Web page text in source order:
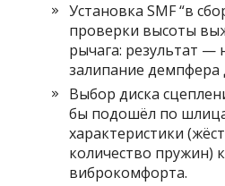
Установка SMF “в
проверки высоты
рычага: результат
залипание демпфера
Выбор диска
бы подошёл по
характеристики
количество пружин)
виброкомфорта.